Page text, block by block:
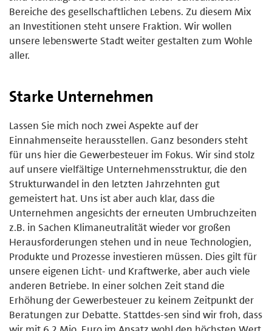
Bereiche des gesellschaftlichen Lebens. Zu diesem Mix
an Investitionen steht unsere Fraktion. Wir wollen
unsere lebenswerte Stadt weiter gestalten zum Wohle
aller.
Starke Unternehmen
Lassen Sie mich noch zwei Aspekte auf der
Einnahmenseite herausstellen. Ganz besonders steht
für uns hier die Gewerbesteuer im Fokus. Wir sind stolz
auf unsere vielfältige Unternehmensstruktur, die den
Strukturwandel in den letzten Jahrzehnten gut
gemeistert hat. Uns ist aber auch klar, dass die
Unternehmen angesichts der erneuten Umbruchzeiten
z.B. in Sachen Klimaneutralität wieder vor großen
Herausforderungen stehen und in neue Technologien,
Produkte und Prozesse investieren müssen. Dies gilt für
unsere eigenen Licht- und Kraftwerke, aber auch viele
anderen Betriebe. In einer solchen Zeit stand die
Erhöhung der Gewerbesteuer zu keinem Zeitpunkt der
Beratungen zur Debatte. Stattdes-sen sind wir froh, dass